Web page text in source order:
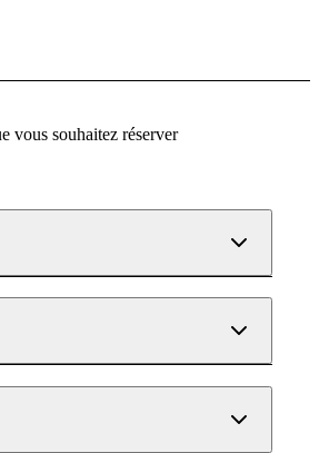
vous souhaitez réserver